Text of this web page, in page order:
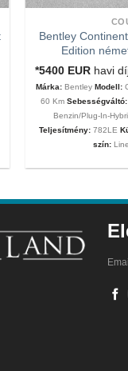
Bentley
Edition
*5400 EUR havi
Márka: Bentley Modell:
60 KmSebességváltó:
Benzin/Plug-In-
Teljesítmény:782LE
szín: